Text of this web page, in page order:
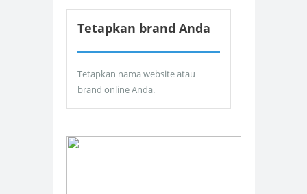
Tetapkan brand Anda
Tetapkan nama website atau
brand online Anda.